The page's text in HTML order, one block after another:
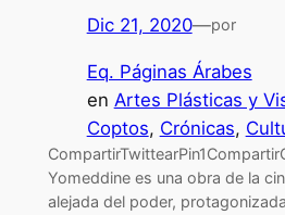
Dic 21, 2020—por
Eq. Páginas Árabes
en Artes Plásticas y
Coptos, Crónicas,
Yomeddine es una obra de la
alejada del poder,